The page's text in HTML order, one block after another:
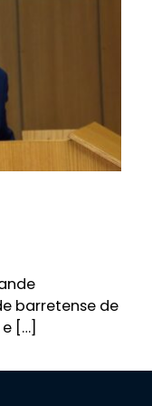
barretense de
[…]